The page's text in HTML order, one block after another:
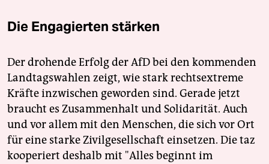
Die Engagierten stärken
Der drohende Erfolg der AfD bei den kommenden
Landtagswahlen zeigt, wie stark rechtsextreme
Kräfte inzwischen geworden sind. Gerade jetzt
braucht es Zusammenhalt und Solidarität. Auch
und vor allem mit den Menschen, die sich vor Ort
für eine starke Zivilgesellschaft einsetzen. Die taz
kooperiert deshalb mit "Alles beginnt im